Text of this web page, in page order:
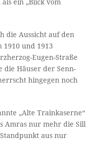
ein „Blick vom
die Aussicht auf den
1910 und 1913
Eugen-Straße
die Häuser der Senn-
hingegen noch
„Alte Trainkaserne“
Amras nur mehr die Sill
aus nur